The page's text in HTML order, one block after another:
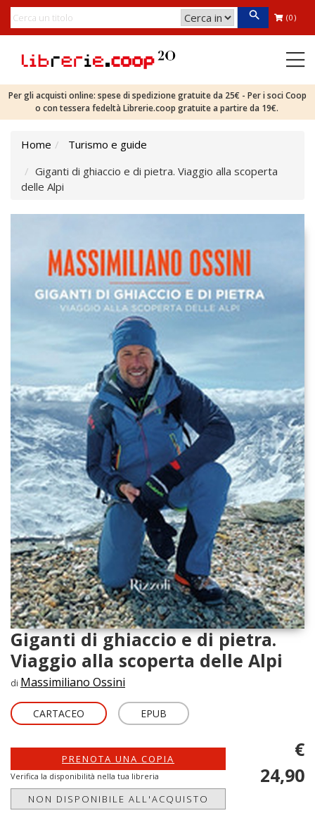
(0)
Per gli acquisti online: spese di spedizione gratuite da 25€ - Per i soci Coop
o con tessera fedeltà Librerie.coop gratuite a partire da 19€.
Home
Turismo e guide
Giganti di ghiaccio e di pietra. Viaggio alla scoperta
delle Alpi
Giganti di ghiaccio e di pietra.
Viaggio alla scoperta delle Alpi
di Massimiliano Ossini
CARTACEO EPUB
PRENOTA UNA COPIA
Verifica la disponibilità nella tua libreria
NON DISPONIBILE ALL'ACQUISTO
€
24,90